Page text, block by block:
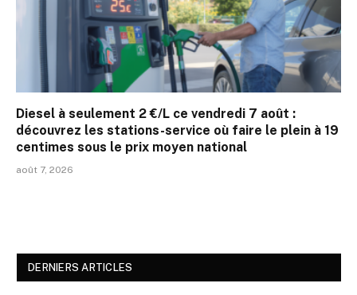
Diesel à seulement 2 €/L ce vendredi 7 août :
découvrez les stations-service où faire le plein à 19
centimes sous le prix moyen national
août 7, 2026
DERNIERS ARTICLES